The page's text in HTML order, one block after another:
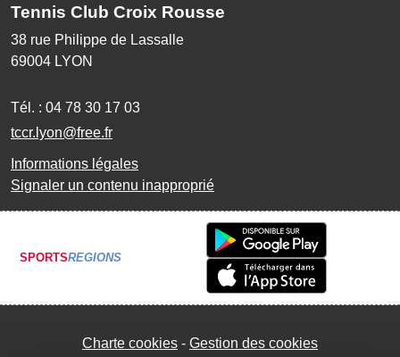
Tennis Club Croix Rousse
38 rue Philippe de Lassalle
69004 LYON
Tél. : 04 78 30 17 03
tccr.lyon@free.fr
Informations légales
Signaler un contenu inapproprié
SPORTSREGIONS
Charte cookies Gestion des cookies